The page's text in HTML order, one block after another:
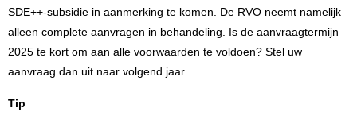
SDE++-subsidie in aanmerking te komen. De RVO neemt namelijk
alleen complete aanvragen in behandeling. Is de aanvraagtermijn
2025 te kort om aan alle voorwaarden te voldoen? Stel uw
aanvraag dan uit naar volgend jaar.
Tip